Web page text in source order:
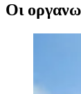
Οι